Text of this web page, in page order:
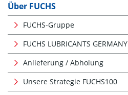
Über FUCHS
FUCHS-Gruppe
FUCHS LUBRICANTS GERMANY
Anlieferung / Abholung
Unsere Strategie FUCHS100